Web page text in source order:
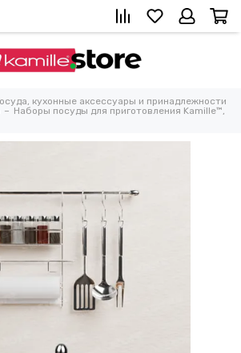
кухонные аксессуары и принадлежности
Наборы посуды для приготовления Kamille™,